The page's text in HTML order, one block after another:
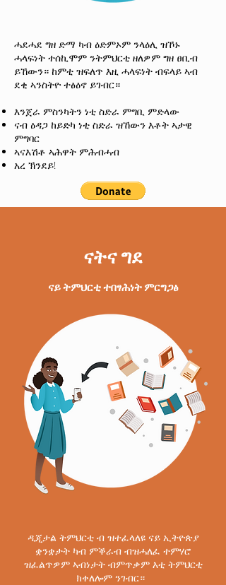
ሓደሓደ ግዘ ድማ ካብ ዕድምኦም ንላዕሊ ዝኾኑ
ሓላፍነት ተሰኪሞም ንትምህርቲ ዘለዎም ግዘ ፀቢብ
ይኸውን። ከምቲ ዝፍለጥ እዚ ሓላፍነት ብፍላይ ኣብ
ደቂ ኣንስትዮ ተፅዕኖ ይገብር።
እንጀራ ምስንካትን ነቲ ስድራ ምግቢ ምድላው
ናብ ዕዳጋ ከይድካ ነቲ ስድራ ዝኸውን እቶት ኣታዊ
ምግባር
ኣናእሽቶ ኣሕዋት ምሕብሓብ
አረ ኽንደይ!
ናትና ግደ
ናይ ትምህርቲ ተበፃሕነት ምርግጋፅ
ዲጂታል ትምህርቲ ብ ዝተፈላለዩ ናይ ኢትዮጵያ
ቋንቋታት ካብ ምቕራብ ብዝሓለፈ ተምሃሮ
ዝፈልጥዎም ኣብነታት ብምጥቃም እቲ ትምህርቲ
ክቀለሎም ንገብር።